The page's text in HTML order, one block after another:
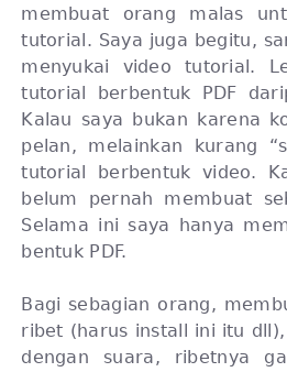
membuat orang malas
tutorial. Saya juga begitu,
menyukai video tutorial.
tutorial berbentuk PDF
Kalau saya bukan karena
pelan, melainkan kurang
tutorial berbentuk video.
belum pernah membuat
Selama ini saya hanya
bentuk PDF.
Bagi sebagian orang,
ribet (harus install ini itu
dengan suara, ribetnya